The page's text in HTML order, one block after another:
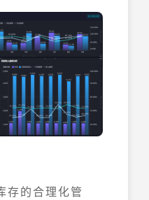
存的合理化管